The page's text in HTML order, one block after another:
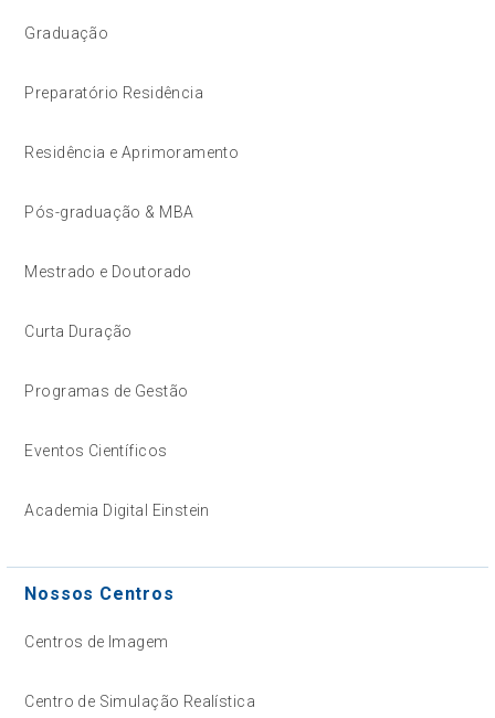
Graduação
Preparatório Residência
Residência e Aprimoramento
Pós-graduação & MBA
Mestrado e Doutorado
Curta Duração
Programas de Gestão
Eventos Científicos
Academia Digital Einstein
Nossos Centros
Centros de Imagem
Centro de Simulação Realística